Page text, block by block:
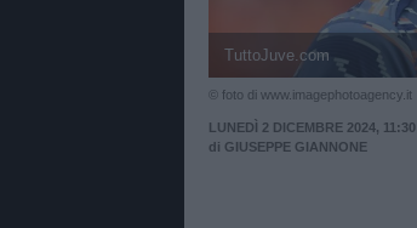
TuttoJuve.com
© foto di www.imagephotoagency.it
LUNEDÌ 2 DICEMBRE 2024, 11:30
di GIUSEPPE GIANNONE